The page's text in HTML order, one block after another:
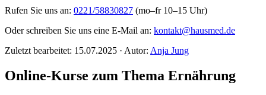
Rufen Sie uns an: 0221/58830827 (mo–fr 10–15 Uhr)
Oder schreiben Sie uns eine E-Mail an: kontakt@hausmed.de
Zuletzt bearbeitet: 15.07.2025 · Autor: Anja Jung
Online-Kurse zum Thema Ernährung